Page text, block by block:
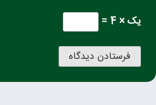
یک × 4 =